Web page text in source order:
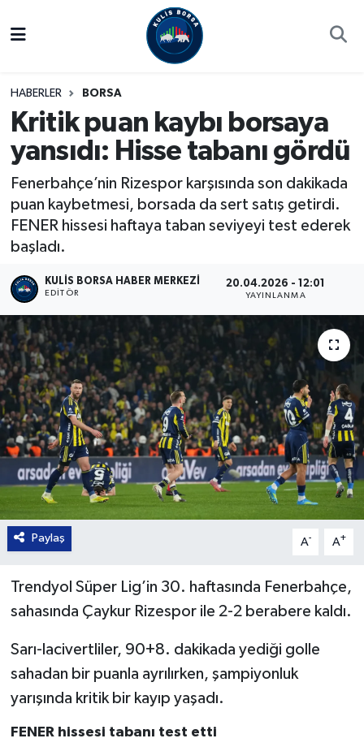
HABERLER BORSA
Kritik puan kaybı borsaya
yansıdı: Hisse tabanı gördü
Fenerbahçe’nin Rizespor karşısında son dakikada
puan kaybetmesi, borsada da sert satış getirdi.
FENER hissesi haftaya taban seviyeyi test ederek
başladı.
KULIS BORSA HABER MERKEZI
EDITÖR
20.04.2026 - 12:01
YAYINLANMA
Paylaş A- A+
Trendyol Süper Lig’in 30. haftasında Fenerbahçe,
sahasında Çaykur Rizespor ile 2-2 berabere kaldı.
Sarı-lacivertliler, 90+8. dakikada yediği golle
sahadan bir puanla ayrılırken, şampiyonluk
yarışında kritik bir kayıp yaşadı.
FENER hissesi tabanı test etti
Kulis Haber
Halka Arzlar
Ekonomi
Süper Lig Puan Durumu ve Fikstür
Tüm Manşetler
Son Dakika Haberleri